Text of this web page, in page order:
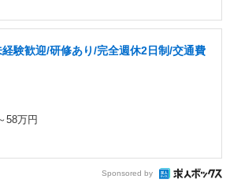
験歓迎/研修あり/完全週休2日制/交通費
58万円
Sponsored by